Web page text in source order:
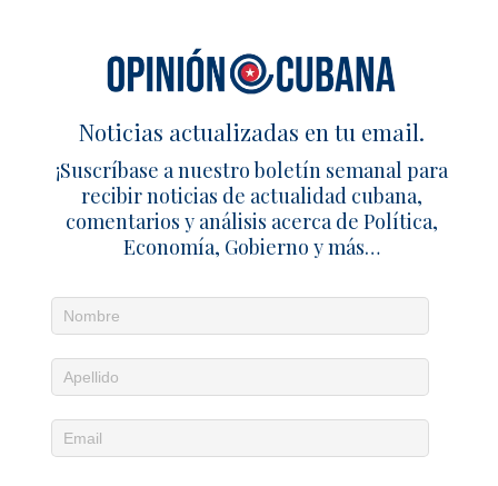
y los cubanos trabajamos cada día para alcanzar esa
liberación. Cuando llegue ese momento, espero que
ustedes sean recordados no como amigos que
admiraban a nuestros carceleros desde una distancia
segura, sino como amigos que tuvieron el valor de
decir la verdad cuando más importaba.
Apareció primero enUSA Today
CUBA ESTADOS UNIDOS MENSAJE
NOTICIAS DE CUBA
TITULAR
Noticias actualizadas en tu email.
¡Suscríbase a nuestro boletín semanal para
recibir noticias de actualidad cubana,
comentarios y análisis acerca de Política,
Economía, Gobierno y más…